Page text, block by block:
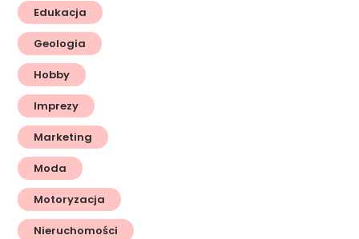
Edukacja
Geologia
Hobby
Imprezy
Marketing
Moda
Motoryzacja
Nieruchomości